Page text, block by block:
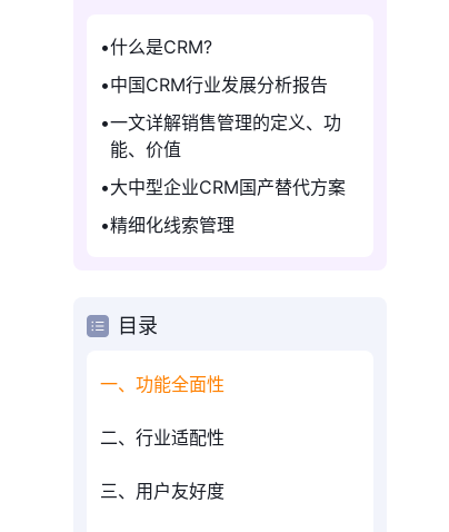
什么是CRM?
中国CRM行业发展分析报告
一文详解销售管理的定义、功
能、价值
大中型企业CRM国产替代方案
精细化线索管理
目录
一、功能全面性
二、行业适配性
三、用户友好度